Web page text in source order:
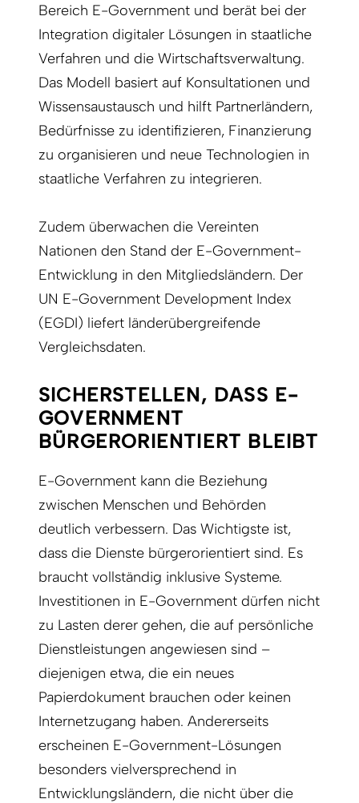
Bereich E-Government und berät bei der
Integration digitaler Lösungen in staatliche
Verfahren und die Wirtschaftsverwaltung.
Das Modell basiert auf Konsultationen und
Wissensaustausch und hilft Partnerländern,
Bedürfnisse zu identifizieren, Finanzierung
zu organisieren und neue Technologien in
staatliche Verfahren zu integrieren.
Zudem überwachen die Vereinten
Nationen den Stand der E-Government-
Entwicklung in den Mitgliedsländern. Der
UN E-Government Development Index
(EGDI) liefert länderübergreifende
Vergleichsdaten.
SICHERSTELLEN, DASS E-
GOVERNMENT
BÜRGERORIENTIERT BLEIBT
E-Government kann die Beziehung
zwischen Menschen und Behörden
deutlich verbessern. Das Wichtigste ist,
dass die Dienste bürgerorientiert sind. Es
braucht vollständig inklusive Systeme.
Investitionen in E-Government dürfen nicht
zu Lasten derer gehen, die auf persönliche
Dienstleistungen angewiesen sind –
diejenigen etwa, die ein neues
Papierdokument brauchen oder keinen
Internetzugang haben. Andererseits
erscheinen E-Government-Lösungen
besonders vielversprechend in
Entwicklungsländern, die nicht über die